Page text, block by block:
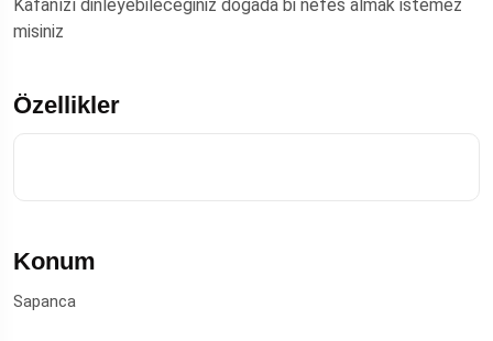
Kafanızı dinleyebileceğiniz doğada bi nefes almak istemez
misiniz
Özellikler
Konum
Sapanca